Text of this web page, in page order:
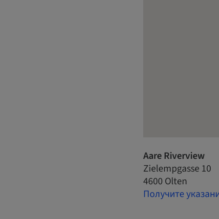
Aare Riverview
Zielempgasse 10
4600 Olten
Получите